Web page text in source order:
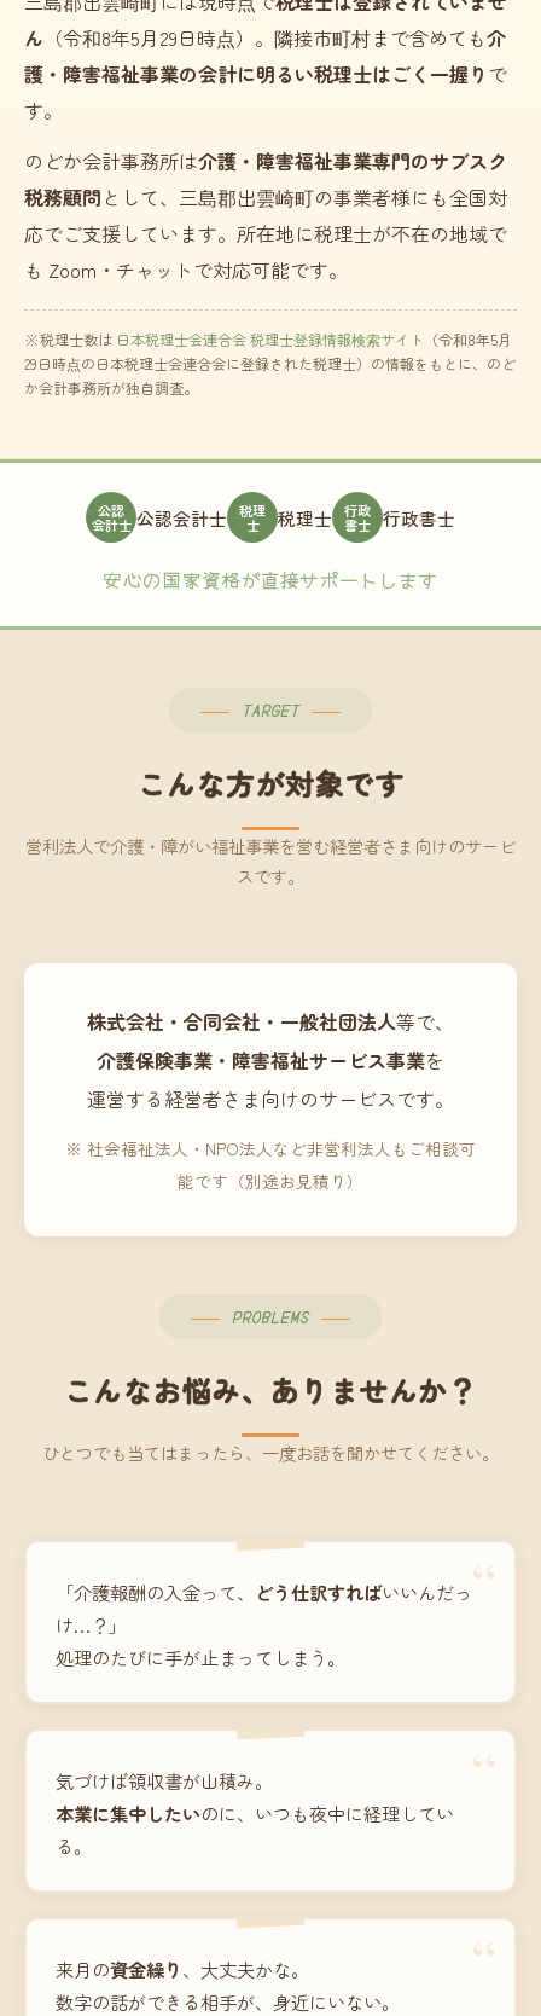
ん （令和8年5月29日時点）。隣接市町村まで含めても介
護・障害福祉事業の会計に明るい税理士はごく一握り で
す。
のどか会計事務所は介護・障害福祉事業専門のサブスク
税務顧問 として、三島郡出雲崎町の事業者様にも全国対
応でご支援しています。所在地に税理士が不在の地域で
も Zoom・チャットで対応可能です。
※税理士数は 日本税理士会連合会 税理士登録情報検索サイト （令和8年5月
29日時点の日本税理士会連合会に登録された税理士）の情報をもとに、のど
か会計事務所が独自調査。
公認
会計士 公認会計士 税理
士 税理士 行政
書士 行政書士
安心の国家資格が直接サポートします
TARGET
こんな方が対象です
営利法人で介護・障がい福祉事業を営む経営者さま向けのサービ
スです。
株式会社・合同会社・一般社団法人等で、
介護保険事業・障害福祉サービス事業を
運営する経営者さま向けのサービスです。
※ 社会福祉法人・NPO法人など非営利法人もご相談可
能です（別途お見積り）
PROBLEMS
こんなお悩み、ありませんか？
ひとつでも当てはまったら、一度お話を聞かせてください。
“
「介護報酬の入金って、 どう仕訳すればいいんだっ
け…？」
処理のたびに手が止まってしまう。
“
気づけば領収書が山積み。
本業に集中したいのに、いつも夜中に経理してい
る。
“
来月の資金繰り 、大丈夫かな。
数字の話ができる相手が、身近にいない。